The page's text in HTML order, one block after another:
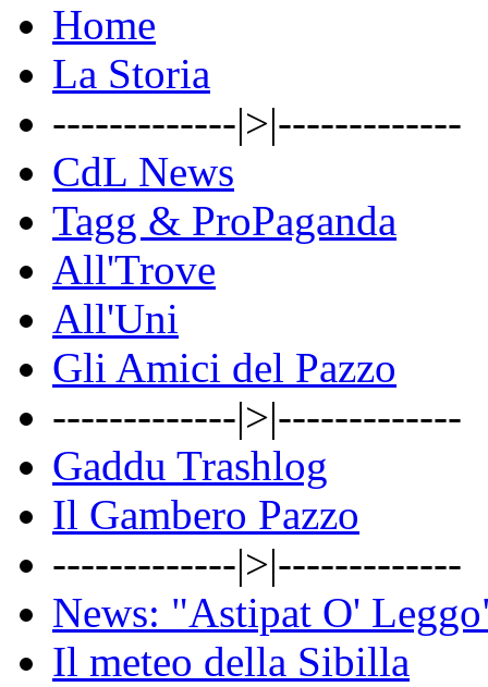
Home
La Storia
-------------|>|-------------
CdL News
Tagg & ProPaganda
All'Trove
All'Uni
Gli Amici del Pazzo
-------------|>|-------------
Gaddu Trashlog
Il Gambero Pazzo
-------------|>|-------------
News: "Astipat O'
Il meteo della Sibilla